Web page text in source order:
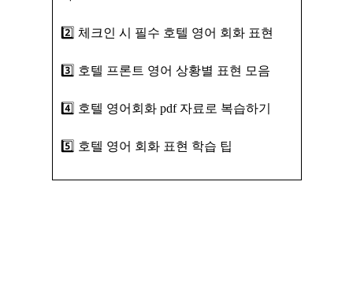
2️⃣ 체크인 시 필수 호텔 영어 회화 표현
3️⃣ 호텔 프론트 영어 상황별 표현 모음
4️⃣ 호텔 영어회화 pdf 자료로 복습하기
5️⃣ 호텔 영어 회화 표현 학습 팁